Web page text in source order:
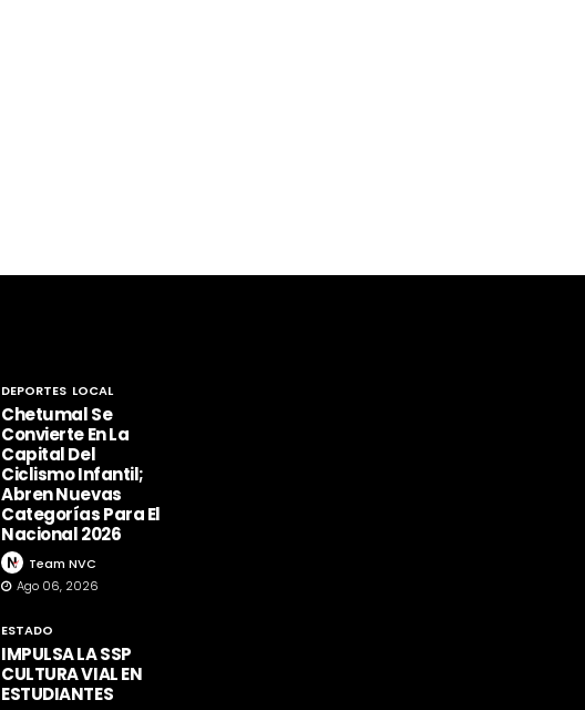
DEPORTES LOCAL
Chetumal Se
Convierte En La
Capital Del
Ciclismo Infantil;
Abren Nuevas
Categorías Para El
Nacional 2026
Team NVC
Ago 06, 2026
ESTADO
IMPULSA LA SSP
CULTURA VIAL EN
ESTUDIANTES